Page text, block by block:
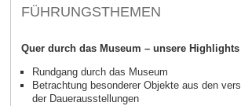
FÜHRUNGSTHEMEN
Quer durch das Museum – unsere Highlights
Rundgang durch das Museum
Betrachtung besonderer Objekte aus den
der Dauerausstellungen